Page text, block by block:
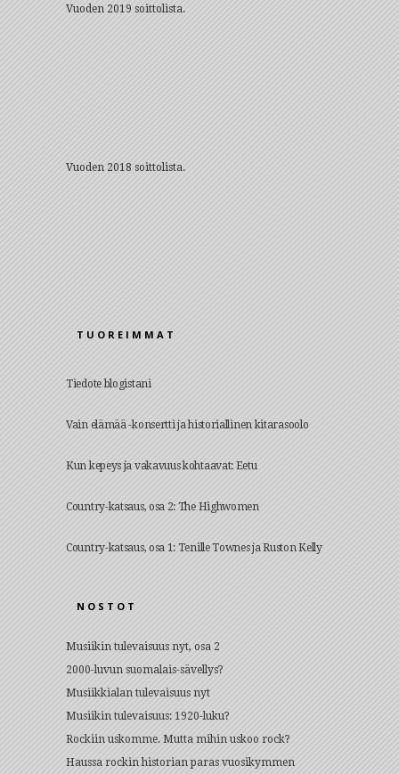
Vuoden 2019 soittolista.
Vuoden 2018 soittolista.
TUOREIMMAT
Tiedote blogistani
Vain elämää -konsertti ja historiallinen kitarasoolo
Kun kepeys ja vakavuus kohtaavat: Eetu
Country-katsaus, osa 2: The Highwomen
Country-katsaus, osa 1: Tenille Townes ja Ruston Kelly
NOSTOT
Musiikin tulevaisuus nyt, osa 2
2000-luvun suomalais-sävellys?
Musiikkialan tulevaisuus nyt
Musiikin tulevaisuus: 1920-luku?
Rockiin uskomme. Mutta mihin uskoo rock?
Haussa rockin historian paras vuosikymmen